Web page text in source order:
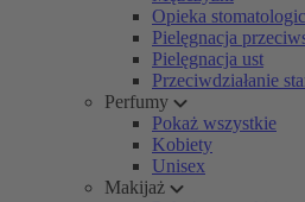
Opieka
Pielęgnacja
Pielęgnacja ust
Przeciwdziałanie
Perfumy
Pokaż wszystkie
Kobiety
Unisex
Makijaż